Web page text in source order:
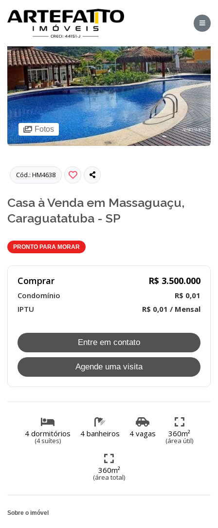
Fotos
Cód.: HM4638
Casa à Venda em Massaguaçu,
Caraguatatuba - SP
PRONTO PARA MORAR
Comprar R$ 3.500.000
Condomínio
R$ 0,01
IPTU
R$ 0,01 / Mensal
Entre em contato
Agende uma visita
4 dormitórios
(4 suítes)
4 banheiros 4 vagas 360m²
(área útil)
360m²
(área total)
Sobre o imóvel